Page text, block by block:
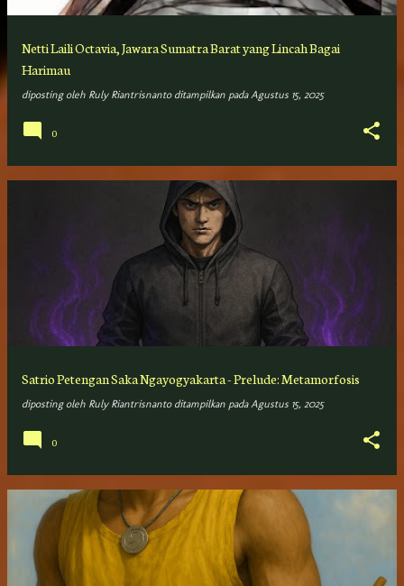
Netti Laili Octavia, Jawara Sumatra Barat yang Lincah Bagai
Harimau
diposting oleh Ruly Riantrisnanto ditampilkan padaAgustus 15, 2025
0
Satrio Petengan Saka Ngayogyakarta - Prelude: Metamorfosis
diposting oleh Ruly Riantrisnanto ditampilkan padaAgustus 15, 2025
0